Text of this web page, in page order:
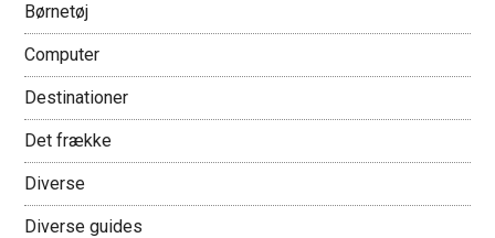
Børnetøj
Computer
Destinationer
Det frække
Diverse
Diverse guides